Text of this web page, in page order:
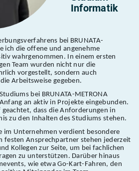
Informatik
bei BRUNATA-
ich die offene und angenehme
wahrgenommen. In einem ersten
Team wurden nicht nur die
vorgestellt, sondern auch
Arbeitsweise gegeben.
bei BRUNATA-METRONA
an aktiv in Projekte eingebunden.
dass die Anforderungen in
zu den Inhalten des Studiums stehen.
im Unternehmen verdient besondere
festen Ansprechpartner stehen jederzeit
Kollegen zur Seite, um bei fachlichen
zu unterstützen. Darüber hinaus
wie etwa Go-Kart-Fahren, den